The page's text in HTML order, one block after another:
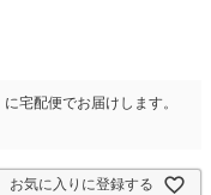
に宅配便でお届けします。
お気に入りに登録する